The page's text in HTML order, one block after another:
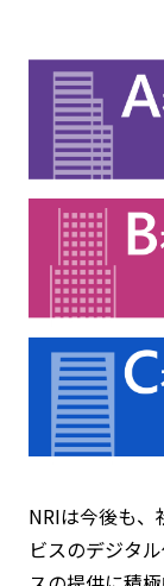
NRIは今後も
ビスのデジタ